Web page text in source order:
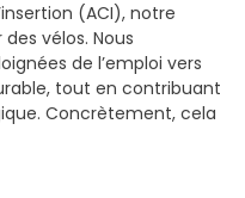
(ACI), notre
vélos. Nous
de l’emploi vers
tout en contribuant
Concrètement, cela